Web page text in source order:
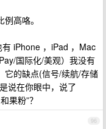
高咯。
iPhone ，iPad ，Mac
国际化/美观）我没有
它的缺点(信号/续航/存储
说在你眼中，说了
果粉”？
96